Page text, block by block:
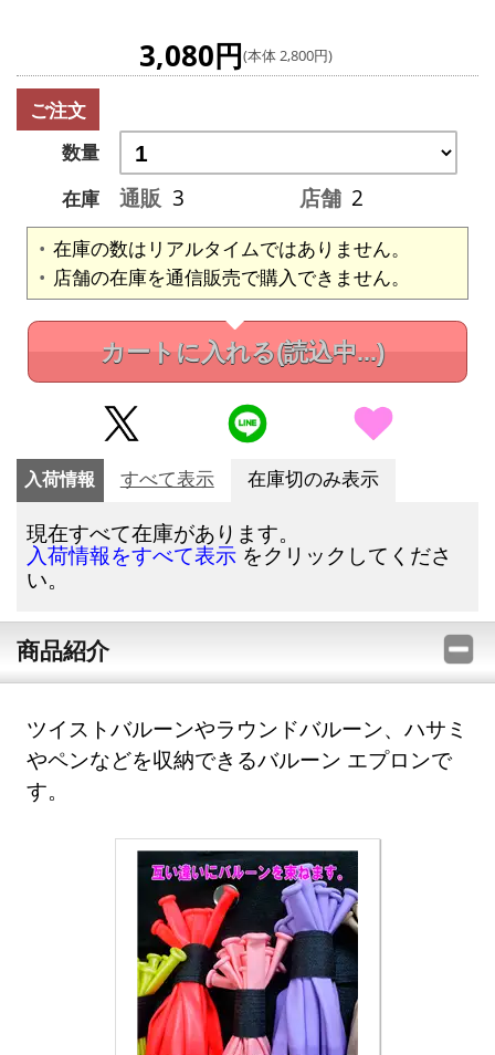
3,080円(本体 2,800円)
ご注文
数量
在庫
通販 3 店舗 2
在庫の数はリアルタイムではありません。
店舗の在庫を通信販売で購入できません。
カートに入れる(読込中...)
入荷情報 すべて表示 在庫切のみ表示
現在すべて在庫があります。
入荷情報をすべて表示 をクリックしてくださ
い。
商品紹介
ツイストバルーンやラウンドバルーン、ハサミ
やペンなどを収納できるバルーン エプロンで
す。